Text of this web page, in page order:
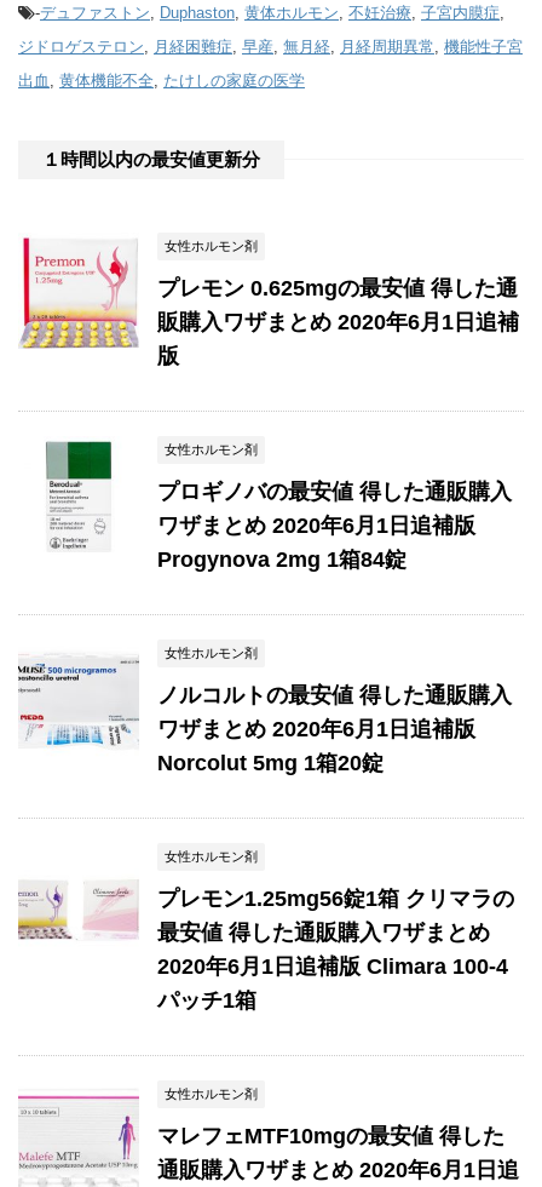
-デュファストン, Duphaston, 黄体ホルモン, 不妊治療, 子宮内膜症,
ジドロゲステロン, 月経困難症, 早産, 無月経, 月経周期異常, 機能性子宮
出血 , 黄体機能不全, たけしの家庭の医学
１時間以内の最安値更新分
女性ホルモン剤
プレモン 0.625mgの最安値 得した通
販購入ワザまとめ 2020年6月1日追補
版
女性ホルモン剤
プロギノバの最安値 得した通販購入
ワザまとめ 2020年6月1日追補版
Progynova 2mg 1箱84錠
女性ホルモン剤
ノルコルトの最安値 得した通販購入
ワザまとめ 2020年6月1日追補版
Norcolut 5mg 1箱20錠
女性ホルモン剤
プレモン1.25mg56錠1箱 クリマラの
最安値 得した通販購入ワザまとめ
2020年6月1日追補版 Climara 100-4
パッチ1箱
女性ホルモン剤
マレフェMTF10mgの最安値 得した
通販購入ワザまとめ 2020年6月1日追